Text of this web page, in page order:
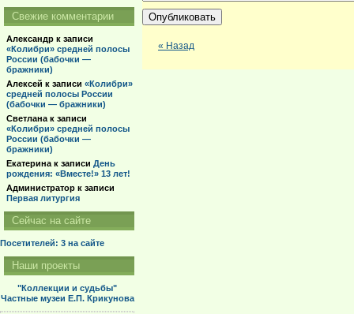
« Назад
Свежие комментарии
Александр к записи
«Колибри» средней полосы
России (бабочки —
бражники)
Алексей к записи «Колибри»
средней полосы России
(бабочки — бражники)
Светлана к записи
«Колибри» средней полосы
России (бабочки —
бражники)
Екатерина к записи День
рождения: «Вместе!» 13 лет!
Администратор к записи
Первая литургия
Сейчас на сайте
Посетителей: 3 на сайте
Наши проекты
"Коллекции и судьбы"
Частные музеи Е.П. Крикунова